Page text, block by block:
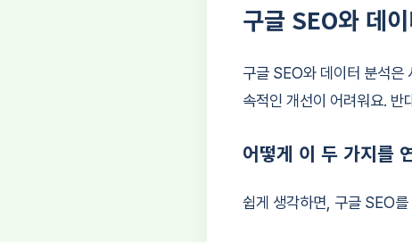
구글 SEO와 데
구글 SEO와 데이터 분석은
속적인 개선이 어려워요. 반
어떻게 이 두 가지를
쉽게 생각하면, 구글 SEO